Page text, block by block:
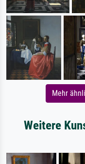
Mehr
Weitere